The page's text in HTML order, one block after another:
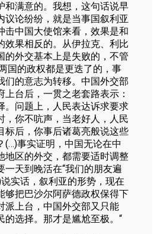
和满意的。我想，这句话说早
议论纷纷，就是当事国叙利亚
击中国大使馆来看，效果是和
效果相反的。从伊拉克、利比
的外交基本上是失败的，不管
国的政权都是更迭了的，事
们的意志为转移。中国外交部
台后，一贯之老套路表示：
。问题上，人民表达诉求要求
，你不吭声，当老好人，人民
标后，你事后诸葛亮般说这些
(…)事实证明，中国无论在中
地区的外交，都需要适时调整
一天到晚活在“我们的朋友遍
实话，叙利亚的形势，现在
够把巴沙尔阿萨德政权保得下
派上台，中国外交部又只能
的选择。那才是尴尬至极。“